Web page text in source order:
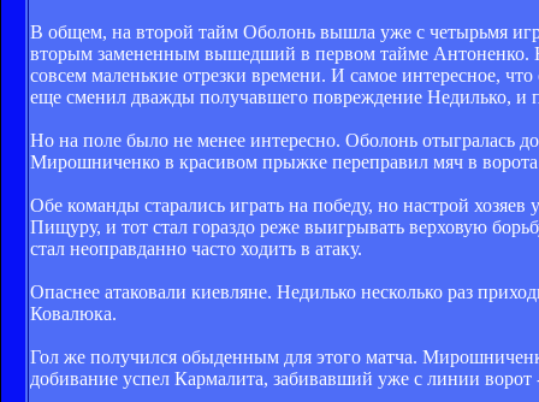
В общем, на второй тайм Оболонь вышла уже с четырьмя
вторым замененным вышедший в первом тайме Антоненко.
совсем маленькие отрезки времени. И самое интересное,
еще сменил дважды получавшего повреждение Недилько, и
Но на поле было не менее интересно. Оболонь отыгралась
Мирошниченко в красивом прыжке переправил мяч в
Обе команды старались играть на победу, но настрой
Пищуру, и тот стал гораздо реже выигрывать верховую
стал неоправданно часто ходить в атаку.
Опаснее атаковали киевляне. Недилько несколько раз
Ковалюка.
Гол же получился обыденным для этого матча.
добивание успел Кармалита, забивавший уже с линии ворот